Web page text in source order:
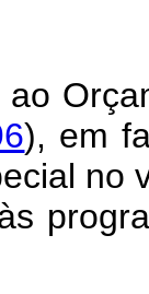
), em
no